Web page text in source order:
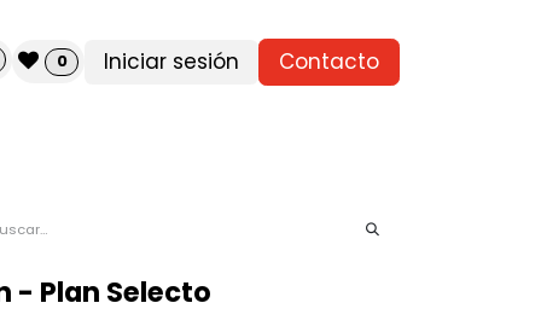
0 Iniciar sesión Contacto
- Plan Selecto